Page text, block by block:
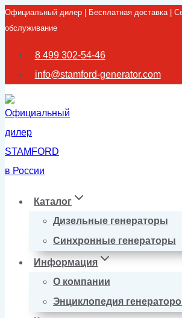
Перейти
к
содержимому
Официальный дилер | Бесплатная доставка |
обслуживание
8 499 302-54-46
info@stamford-generator.com
Каталог
Дизельные генераторы
Синхронные генераторы
Информация
О компании
Энциклопедия